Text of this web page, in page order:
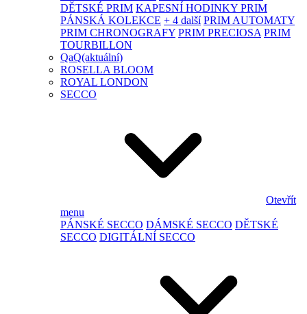
DĚTSKÉ PRIM KAPESNÍ HODINKY PRIM
PÁNSKÁ KOLEKCE + 4 další PRIM AUTOMATY
PRIM CHRONOGRAFY PRIM PRECIOSA PRIM
TOURBILLON
QaQ(aktuální)
ROSELLA BLOOM
ROYAL LONDON
SECCO
Otevřít
menu
PÁNSKÉ SECCO DÁMSKÉ SECCO DĚTSKÉ
SECCO DIGITÁLNÍ SECCO